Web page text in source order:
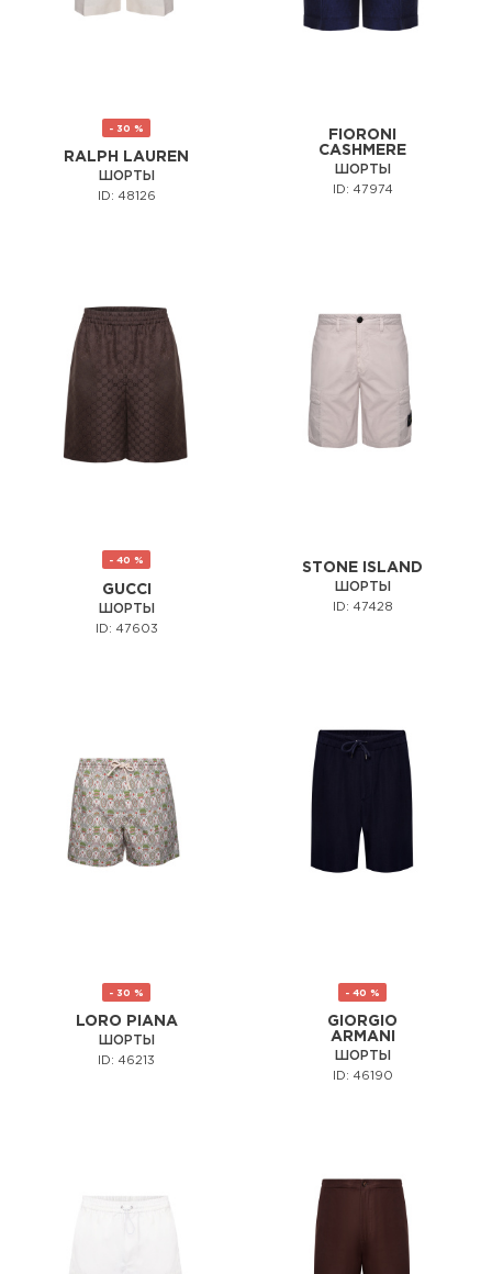
- 30 %
RALPH LAUREN
ШОРТЫ
ID: 48126
FIORONI
CASHMERE
ШОРТЫ
ID: 47974
- 40 %
GUCCI
ШОРТЫ
ID: 47603
STONE ISLAND
ШОРТЫ
ID: 47428
- 30 %
LORO PIANA
ШОРТЫ
ID: 46213
- 40 %
GIORGIO
ARMANI
ШОРТЫ
ID: 46190